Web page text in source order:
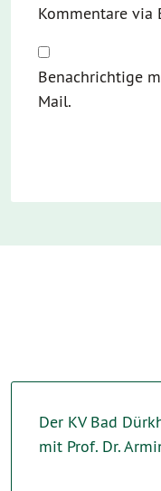
Kommentare via
Benachrichtige
Mail.
Der KV Bad
mit Prof. Dr.